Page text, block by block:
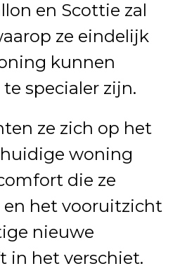
en Scottie zal
ze eindelijk
kunnen
specialer zijn.
ze zich op het
woning
die ze
en het vooruitzicht
nieuwe
in het verschiet.